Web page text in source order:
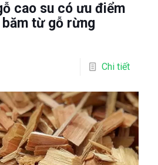
cao su có ưu điểm
từ gỗ rừng
Chi tiết